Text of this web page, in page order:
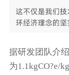
据研发团队介
为1.1kgCO?e/